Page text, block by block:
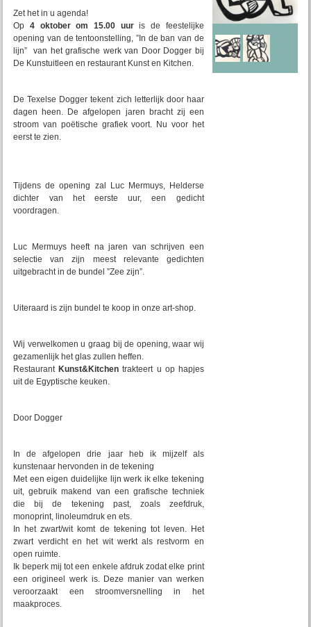
Zet het in u agenda!
Op 4 oktober om 15.00 uuris de feestelijke
opening van de tentoonstelling, ”In de ban van de
lijn” van het grafische werk van Door Dogger bij
De Kunstuitleen en restaurant Kunst en Kitchen.
De Texelse Dogger tekent zich letterlijk door haar
dagen heen. De afgelopen jaren bracht zij een
stroom van poëtische grafiek voort. Nu voor het
eerst te zien.
Tijdens de opening zal Luc Mermuys, Helderse
dichter van het eerste uur, een gedicht
voordragen.
Luc Mermuys heeft na jaren van schrijven een
selectie van zijn meest relevante gedichten
uitgebracht in de bundel ”Zee zijn”.
Uiteraard is zijn bundel te koop in onze art-shop.
Wij verwelkomen u graag bij de opening, waar wij
gezamenlijk het glas zullen heffen.
Restaurant Kunst&Kitchen trakteert u op hapjes
uit de Egyptische keuken.
Door Dogger
In de afgelopen drie jaar heb ik mijzelf als
kunstenaar hervonden in de tekening
Met een eigen duidelijke lijn werk ik elke tekening
uit, gebruik makend van een grafische techniek
die bij de tekening past, zoals zeefdruk,
monoprint, linoleumdruk en ets.
In het zwart/wit komt de tekening tot leven. Het
zwart verdicht en het wit werkt als restvorm en
open ruimte.
Ik beperk mij tot een enkele afdruk zodat elke print
een origineel werk is. Deze manier van werken
veroorzaakt een stroomversnelling in het
maakproces.